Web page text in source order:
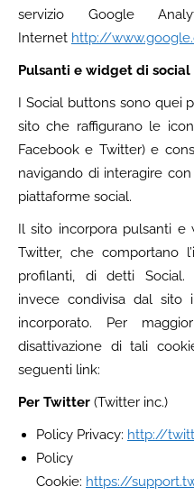
servizio Google
Internet http://
Pulsanti e widget di
I Social buttons sono quei
sito che raffigurano le
Facebook e Twitter) e
navigando di interagire
piattaforme social.
Il sito incorpora pulsanti e
Twitter, che comportano
profilanti, di detti Social.
invece condivisa dal
incorporato. Per
disattivazione di tali
seguenti link:
Per Twitter (Twitter inc.)
Policy Privacy: http://
Policy
Cookie: https://